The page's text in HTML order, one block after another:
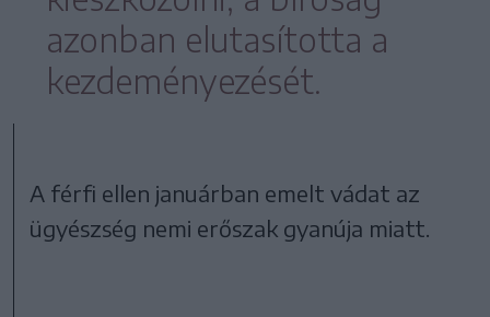
azonban elutasította a
kezdeményezését.
A férfi ellen januárban emelt vádat az
ügyészség nemi erőszak gyanúja miatt.